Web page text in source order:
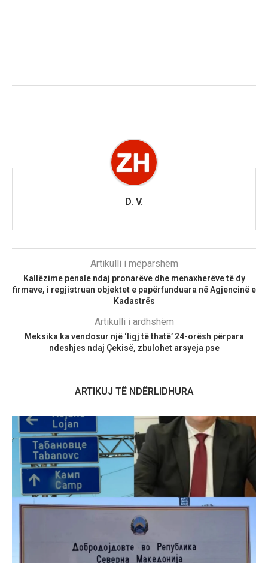
D. V.
Artikulli i mëparshëm
Kallëzime penale ndaj pronarëve dhe menaxherëve të dy
firmave, i regjistruan objektet e papërfunduara në Agjencinë e
Kadastrës
Artikulli i ardhshëm
Meksika ka vendosur një ‘ligj të thatë’ 24-orësh përpara
ndeshjes ndaj Çekisë, zbulohet arsyeja pse
ARTIKUJ TË NDËRLIDHURA